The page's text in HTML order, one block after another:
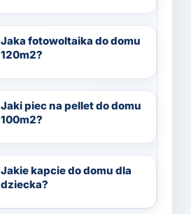
Jaka fotowoltaika do domu
120m2?
Jaki piec na pellet do domu
100m2?
Jakie kapcie do domu dla
dziecka?